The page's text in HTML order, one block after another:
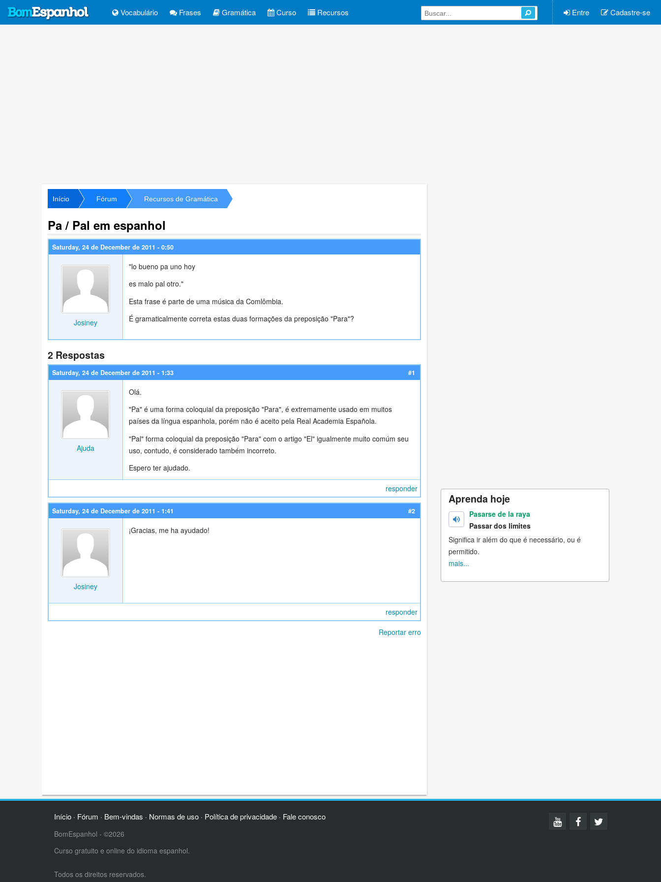
Vocabulário Frases Gramática Curso Recursos Entre Cadastre-se
Início Fórum Recursos de Gramática
Pa / Pal em espanhol
Saturday, 24 de December de 2011 - 0:50
Josiney
"lo bueno pa uno hoy
es malo pal otro."
Esta frase é parte de uma música da Comlômbia.
É gramaticalmente correta estas duas formações da preposição "Para"?
2 Respostas
Saturday, 24 de December de 2011 - 1:33 #1
Ajuda
Olá.
"Pa" é uma forma coloquial da preposição "Para", é extremamente usado em muitos
países da língua espanhola, porém não é aceito pela Real Academia Española.
"Pal" forma coloquial da preposição "Para" com o artigo "El" igualmente muito comúm seu
uso, contudo, é considerado também incorreto.
Espero ter ajudado.
responder
Saturday, 24 de December de 2011 - 1:41 #2
Josiney
¡Gracias, me ha ayudado!
responder
Reportar erro
Aprenda hoje
Pasarse de la raya
Passar dos limites
Significa ir além do que é necessário, ou é
permitido.
mais...
Início· Fórum · Bem-vindas · Normas de uso· Política de privacidade· Fale conosco
BomEspanhol - ©2026
Curso gratuito e online do idioma espanhol.
Todos os direitos reservados.